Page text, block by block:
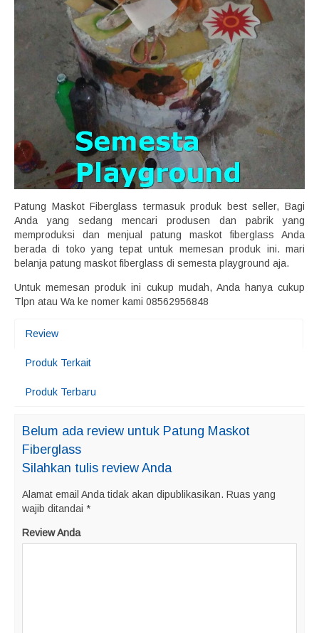
Patung Maskot Fiberglass termasuk produk best seller, Bagi
Anda yang sedang mencari produsen dan pabrik yang
memproduksi dan menjual patung maskot fiberglass Anda
berada di toko yang tepat untuk memesan produk ini. mari
belanja patung maskot fiberglass di semesta playground aja.
Untuk memesan produk ini cukup mudah, Anda hanya cukup
Tlpn atau Wa ke nomer kami 08562956848
Review
Produk Terkait
Produk Terbaru
Belum ada review untuk Patung Maskot
Fiberglass
Silahkan tulis review Anda
Alamat email Anda tidak akan dipublikasikan. Ruas yang
wajib ditandai *
Review Anda